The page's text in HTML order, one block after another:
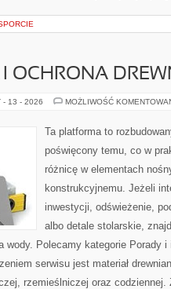
I OCHRONA
- 13 - 2026 MOŻLIWOŚĆ
Ta platforma to
poświęcony temu, co w
różnicę w elementach
konstrukcyjnemu. Jeżeli
inwestycji, odświeżenie,
albo detale stolarskie,
wody. Polecamy kategorie Porady
serwisu jest materiał
rzemieślniczej oraz